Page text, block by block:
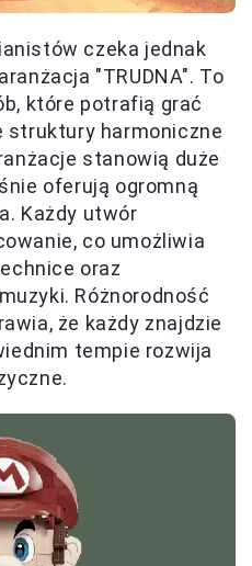
czeka jednak
"TRUDNA". To
które potrafią grać
struktury harmoniczne
stanowią duże
oferują ogromną
Każdy utwór
co umożliwia
oraz
Różnorodność
że każdy znajdzie
tempie rozwija